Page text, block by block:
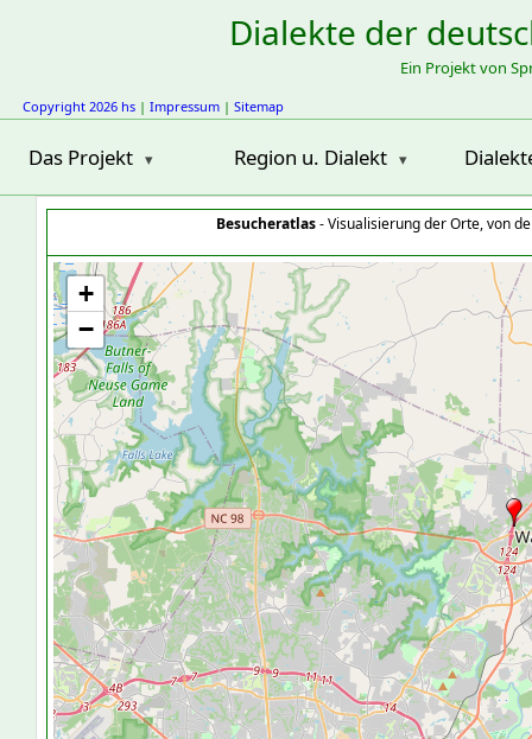
Dialekte der
Ein Projekt von
Copyright 2026 hs | Impressum | Sitemap
Das Projekt Region u. Dialekt
Besucheratlas- Visualisierung der Orte, von
+
−